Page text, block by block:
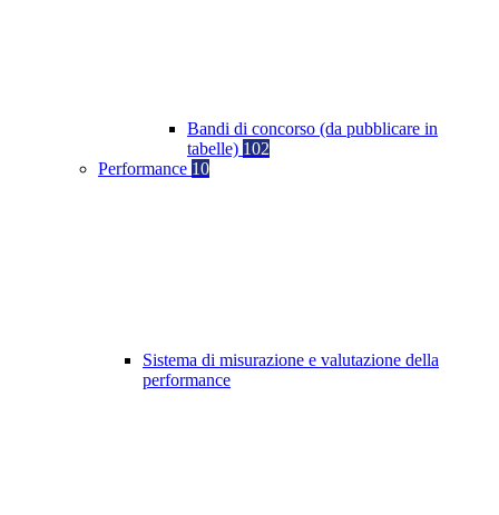
Bandi di concorso (da pubblicare in
tabelle) 102
Performance 10
Sistema di misurazione e valutazione della
performance